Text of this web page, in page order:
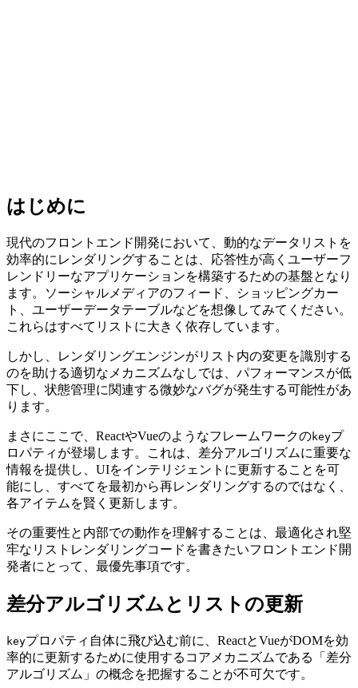
はじめに
現代のフロントエンド開発において、動的なデータリストを
効率的にレンダリングすることは、応答性が高くユーザーフ
レンドリーなアプリケーションを構築するための基盤となり
ます。ソーシャルメディアのフィード、ショッピングカー
ト、ユーザーデータテーブルなどを想像してみてください。
これらはすべてリストに大きく依存しています。
しかし、レンダリングエンジンがリスト内の変更を識別する
のを助ける適切なメカニズムなしでは、パフォーマンスが低
下し、状態管理に関連する微妙なバグが発生する可能性があ
ります。
まさにここで、ReactやVueのようなフレームワークのkeyプ
ロパティが登場します。これは、差分アルゴリズムに重要な
情報を提供し、UIをインテリジェントに更新することを可
能にし、すべてを最初から再レンダリングするのではなく、
各アイテムを賢く更新します。
その重要性と内部での動作を理解することは、最適化され堅
牢なリストレンダリングコードを書きたいフロントエンド開
発者にとって、最優先事項です。
差分アルゴリズムとリストの更新
keyプロパティ自体に飛び込む前に、ReactとVueがDOMを効
率的に更新するために使用するコアメカニズムである「差分
アルゴリズム」の概念を把握することが不可欠です。